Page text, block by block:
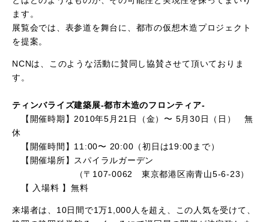
ます。
展覧会では、表参道を舞台に、都市の仮想木造プロジェクト
を提案。
NCNは、このような活動に賛同し協賛させて頂いておりま
す。
ティンバライズ建築展-都市木造のフロンティア-
【開催時期】2010年5月21日（金）〜 5月30日（日） 無
休
【開催時間】 11:00〜 20:00（初日は19:00まで）
【開催場所】
スパイラルガーデン
（〒107-0062 東京都港区南青山5-6-23）
【 入場料 】 無料
来場者は、10日間で1万1,000人を超え、この人気を受けて、